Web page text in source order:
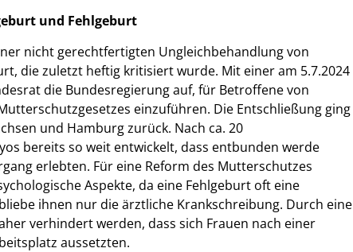
und Fehlgeburt
nicht gerechtfertigten Ungleichbehandlung von
die zuletzt heftig kritisiert wurde. Mit einer am 5.7.2024
die Bundesregierung auf, für Betroffene von
einzuführen. Die Entschließung ging
und Hamburg zurück. Nach ca. 20
bereits so weit entwickelt, dass entbunden werde
erlebten. Für eine Reform des Mutterschutzes
Aspekte, da eine Fehlgeburt oft eine
ihnen nur die ärztliche Krankschreibung. Durch eine
verhindert werden, dass sich Frauen nach einer
aussetzten.